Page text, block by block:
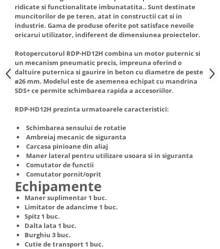
Truse de scule
Truse de lipit PPR
Ventuze cu brate pentru transport
Vibratoare beton
Masini de spalat rufe cu uscator
Uscatoare de rufe
Masini de facut paine
Pachete electrocasnice
incorporabile
Seturi oale
SANDWICH MAKER
Storcatoare de fructe
Televizoare
ridicate si functionalitate imbunatatita.. Sunt destinate
muncitorilor de pe teren, atat in constructii cat si in
industrie. Gama de produse oferite pot satisface nevoile
oricarui utilizator, indiferent de dimensiunea proiectelor.
Rotopercutorul RDP-HD12H combina un motor puternic si
un mecanism pneumatic precis, impreuna oferind o
daltuire puternica si gaurire in beton cu diametre de peste
ø26 mm. Modelul este de asemenea echipat cu mandrina
SDS+ ce permite schimbarea rapida a accesoriilor.
RDP-HD12H prezinta urmatoarele caracteristici:
Schimbarea sensului de rotatie
Ambreiaj mecanic de siguranta
Carcasa pinioane din aliaj
Maner lateral pentru utilizare usoara si in siguranta
Comutator de functii
Comutator pornit/oprit
Echipamente
Maner suplimentar 1 buc.
Limitator de adancime 1 buc.
Spitz 1 buc.
Dalta lata 1 buc.
Burghiu 3 buc.
Cutie de transport 1 buc.